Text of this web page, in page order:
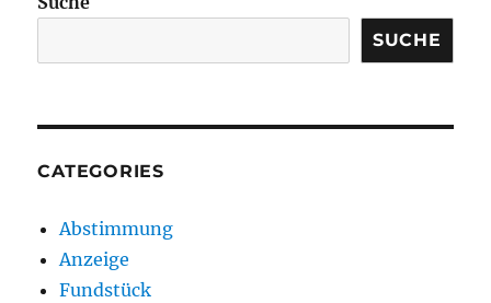
SUCHE
CATEGORIES
Abstimmung
Anzeige
Fundstück